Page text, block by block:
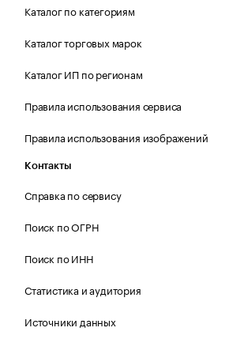
Каталог по категориям
Каталог торговых марок
Каталог ИП по регионам
Правила использования сервиса
Правила использования изображений
Контакты
Справка по сервису
Поиск по ОГРН
Поиск по ИНН
Статистика и аудитория
Источники данных